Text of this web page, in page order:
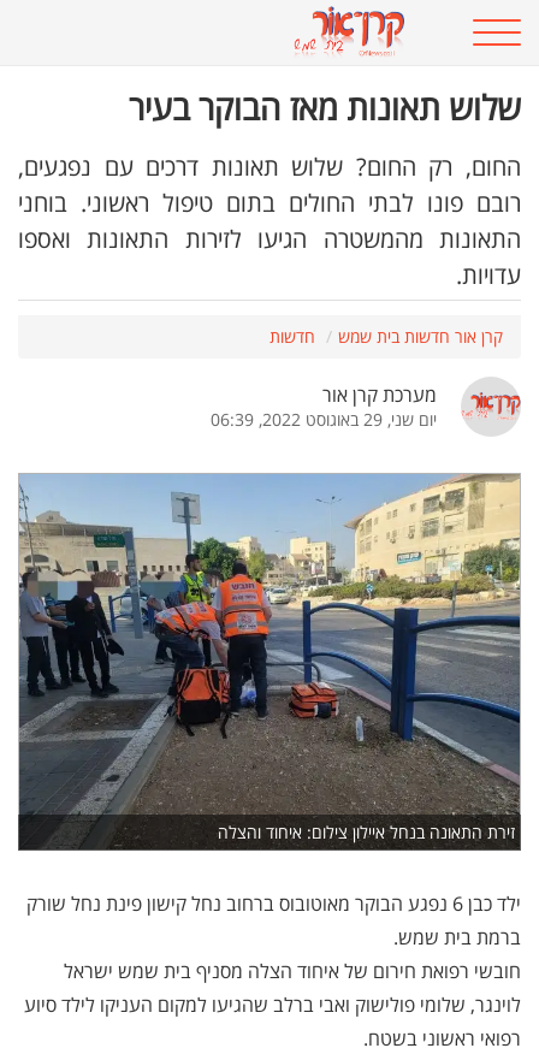
שלוש תאונות מאז הבוקר בעיר
החום, רק החום? שלוש תאונות דרכים עם נפגעים,
רובם פונו לבתי החולים בתום טיפול ראשוני. בוחני
התאונות מהמשטרה הגיעו לזירות התאונות ואספו
עדויות.
קרן אור חדשות בית שמש חדשות
מערכת קרן אור
יום שני, 29 באוגוסט 2022, 06:39
זירת התאונה בנחל איילון צילום: איחוד והצלה
ילד כבן 6 נפגע הבוקר מאוטובוס ברחוב נחל קישון פינת נחל שורק
ברמת בית שמש.
חובשי רפואת חירום של איחוד הצלה מסניף בית שמש ישראל
לוינגר, שלומי פולישוק ואבי ברלב שהגיעו למקום העניקו לילד סיוע
רפואי ראשוני בשטח.